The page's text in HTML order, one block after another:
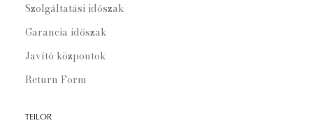
Szolgáltatási időszak
Garancia időszak
Javító központok
Return Form
TEILOR